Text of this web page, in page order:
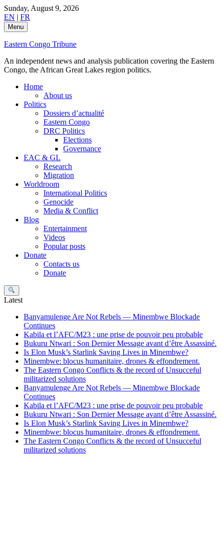
Skip
to
content
Sunday, August 9, 2026
EN | FR
Menu
Eastern Congo Tribune
An independent news and analysis publication covering the Eastern
Congo, the African Great Lakes region politics.
Home
About us
Politics
Dossiers d’actualité
Eastern Congo
DRC Politics
Elections
Governance
EAC & GL
Research
Migration
Worldroom
International Politics
Genocide
Media & Conflict
Blog
Entertainment
Videos
Popular posts
Donate
Contacts us
Donate
Search
Latest
Banyamulenge Are Not Rebels — Minembwe Blockade
Continues
Kabila et l’AFC/M23 : une prise de pouvoir peu probable
Bukuru Ntwari : Son Dernier Message avant d’être Assassiné.
Is Elon Musk’s Starlink Saving Lives in Minembwe?
Minembwe: blocus humanitaire, drones & effondrement.
The Eastern Congo Conflicts & the record of Unsucceful
militarized solutions
Banyamulenge Are Not Rebels — Minembwe Blockade
Continues
Kabila et l’AFC/M23 : une prise de pouvoir peu probable
Bukuru Ntwari : Son Dernier Message avant d’être Assassiné.
Is Elon Musk’s Starlink Saving Lives in Minembwe?
Minembwe: blocus humanitaire, drones & effondrement.
The Eastern Congo Conflicts & the record of Unsucceful
militarized solutions